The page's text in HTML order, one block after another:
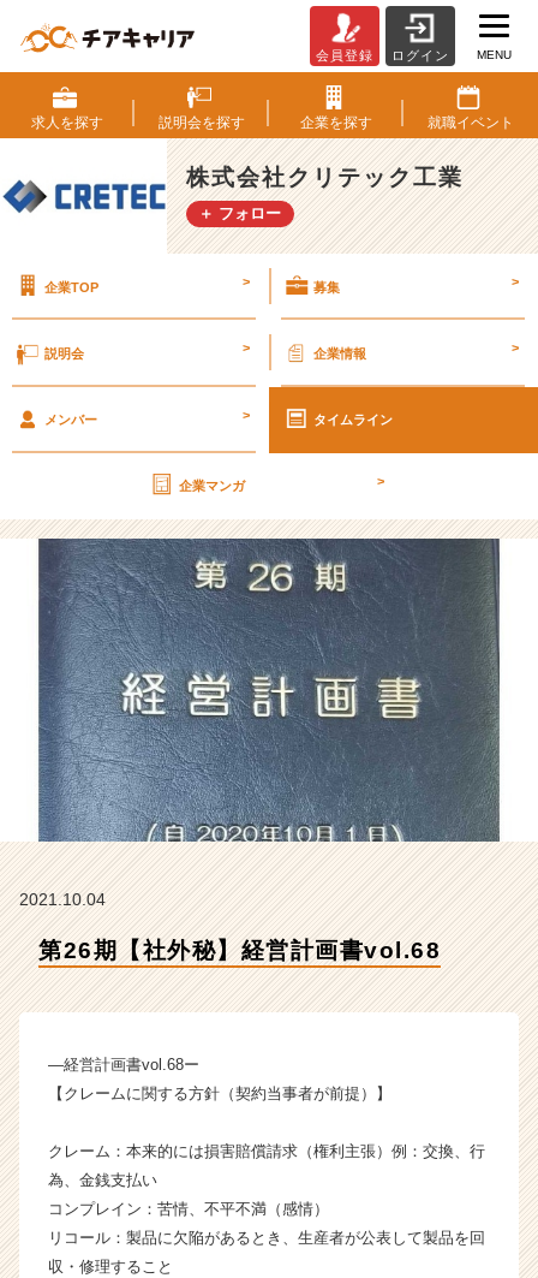
2
6
期
【社
外
秘】
画
o
【株
式
会
社
ク
リ
テ
ッ
ク
工
業
の
タ
イ
ム
|
ベ
成
企
か
ら
ス
会員登録 ログイン MENU
求人を探す 説明会を探す 企業を探す 就職イベント
株式会社クリテック工業
＋ フォロー
企業TOP > 募集 >
説明会 > 企業情報 >
メンバー > タイムライン
企業マンガ >
2021.10.04
第26期【社外秘】経営計画書vol.68
―経営計画書vol.68ー
【クレームに関する方針（契約当事者が前提）】
クレーム：本来的には損害賠償請求（権利主張）例：交換、行
為、金銭支払い
コンプレイン：苦情、不平不満（感情）
リコール：製品に欠陥があるとき、生産者が公表して製品を回
収・修理すること